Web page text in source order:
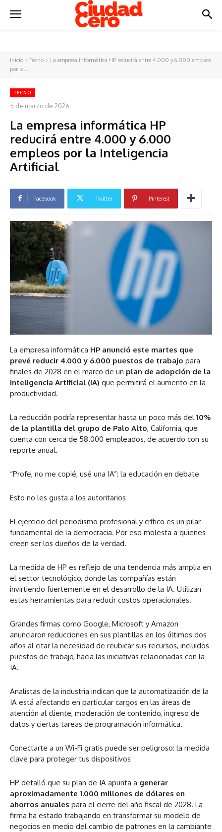
Inicio Tecno
La empresa informática HP reducirá entre 4.000 y 6.000 empleos
por la...
TECNO
5 de marzo de 2026
La empresa informática HP
reducirá entre 4.000 y 6.000
empleos por la Inteligencia
Artificial
Facebook Twitter Pinterest
La empresa informática HP anunció este martes que
prevé reducir 4.000 y 6.000 puestos de trabajo para
finales de 2028 en el marco de un plan de adopción de la
Inteligencia Artificial (IA) que permitirá el aumento en la
productividad.
La reducción podría representar hasta un poco más del10%
de la plantilla del grupo de Palo Alto, California, que
cuenta con cerca de 58.000 empleados, de acuerdo con su
reporte anual.
“Profe, no me copié, usé una IA”: la educación en debate
Esto no les gusta a los autoritarios
El ejercicio del periodismo profesional y crítico es un pilar
fundamental de la democracia. Por eso molesta a quienes
creen ser los dueños de la verdad.
La medida de HP es reflejo de una tendencia más amplia en
el sector tecnológico, donde las compañías están
invirtiendo fuertemente en el desarrollo de la IA. Utilizan
estas herramientas para reducir costos operacionales.
Grandes firmas como Google, Microsoft y Amazon
anunciaron reducciones en sus plantillas en los últimos dos
años al citar la necesidad de reubicar sus recursos, incluidos
puestos de trabajo, hacia las iniciativas relacionadas con la
IA.
Analistas de la industria indican que la automatización de la
IA está afectando en particular cargos en las áreas de
atención al cliente, moderación de contenido, ingreso de
datos y ciertas tareas de programación informática.
Conectarte a un Wi-Fi gratis puede ser peligroso: la medida
clave para proteger tus dispositivos
HP detalló que su plan de IA apunta a generar
aproximadamente 1.000 millones de dólares en
ahorros anuales para el cierre del año fiscal de 2028. La
firma ha estado trabajando en transformar su modelo de
negocios en medio del cambio de patrones en la cambiante